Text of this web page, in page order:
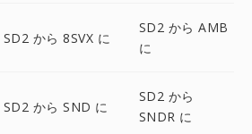
SD2 から 8SVX に
SD2 から AMB
に
SD2 から SND に
SD2 から
SNDR に